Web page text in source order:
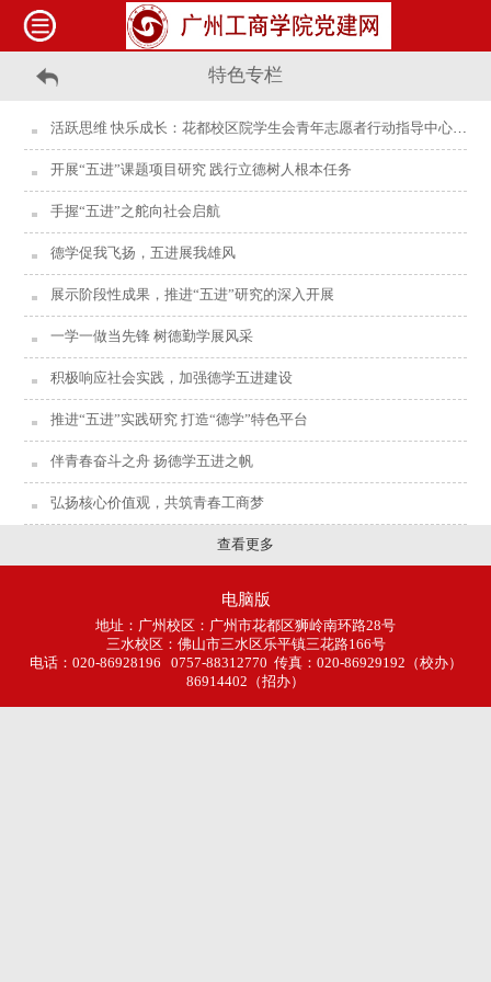
特色专栏
活跃思维 快乐成长：花都校区院学生会青年志愿者行动指导中心开展“爱心义教弘德学，你我同行践五进”义教活动
开展“五进”课题项目研究 践行立德树人根本任务
手握“五进”之舵向社会启航
德学促我飞扬，五进展我雄风
展示阶段性成果，推进“五进”研究的深入开展
一学一做当先锋 树德勤学展风采
积极响应社会实践，加强德学五进建设
推进“五进”实践研究 打造“德学”特色平台
伴青春奋斗之舟 扬德学五进之帆
弘扬核心价值观，共筑青春工商梦
查看更多
电脑版
地址： 广州校区 ：广州市花都区狮岭南环路28号
三水校区 ：佛山市三水区乐平镇三花路166号
电话：020-86928196 0757-88312770 传真：020-86929192（校办）
86914402（招办）